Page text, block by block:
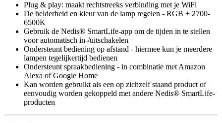
Plug & play: maakt rechtstreeks verbinding met je WiFi
De helderheid en kleur van de lamp regelen - RGB + 2700-
6500K
Gebruik de Nedis® SmartLife-app om de tijden in te stellen
voor automatisch in-/uitschakelen
Ondersteunt bediening op afstand - hiermee kun je meerdere
lampen tegelijkertijd bedienen
Ondersteunt spraakbediening - in combinatie met Amazon
Alexa of Google Home
Kan worden gebruikt als een op zichzelf staand product of
eenvoudig worden gekoppeld met andere Nedis® SmartLife-
producten